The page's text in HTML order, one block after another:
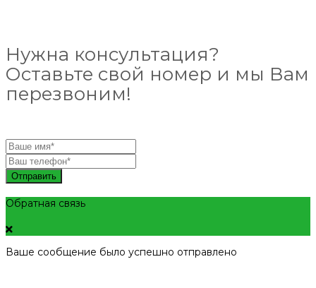
Нужна консультация?
Оставьте свой номер и мы Вам
перезвоним!
Отправить
Обратная связь
Ваше сообщение было успешно отправлено